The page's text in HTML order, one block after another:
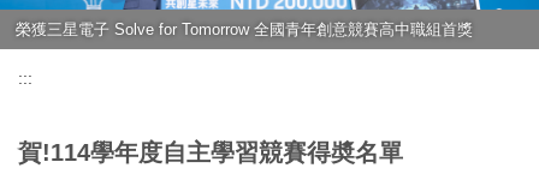
榮獲三星電子 Solve for Tomorrow 全國青年創意競賽高中職組首獎
:::
賀!114學年度自主學習競賽得奬名單